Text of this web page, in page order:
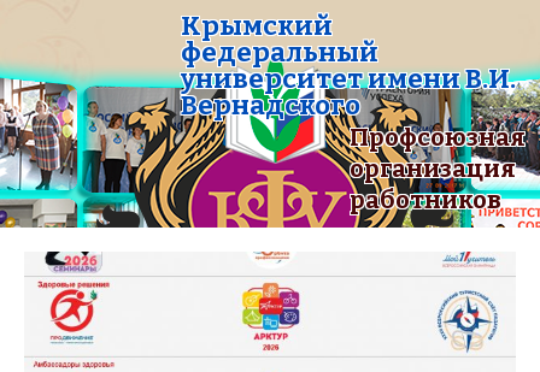
Крымский
федеральный
университет имени В.И.
Вернадского
Профсоюзная
организация
работников